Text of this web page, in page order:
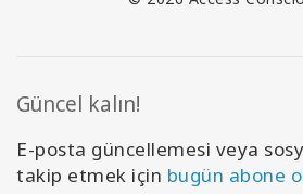
Güncel kalın!
E-posta güncellemesi veya
takip etmek için bugün abone